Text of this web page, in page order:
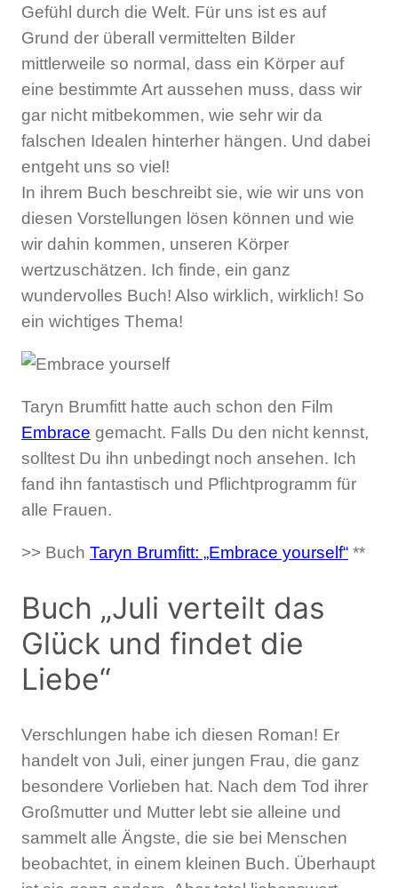
Gefühl durch die Welt. Für uns ist es auf
Grund der überall vermittelten Bilder
mittlerweile so normal, dass ein Körper auf
eine bestimmte Art aussehen muss, dass wir
gar nicht mitbekommen, wie sehr wir da
falschen Idealen hinterher hängen. Und dabei
entgeht uns so viel!
In ihrem Buch beschreibt sie, wie wir uns von
diesen Vorstellungen lösen können und wie
wir dahin kommen, unseren Körper
wertzuschätzen. Ich finde, ein ganz
wundervolles Buch! Also wirklich, wirklich! So
ein wichtiges Thema!
Taryn Brumfitt hatte auch schon den Film
Embrace gemacht. Falls Du den nicht kennst,
solltest Du ihn unbedingt noch ansehen. Ich
fand ihn fantastisch und Pflichtprogramm für
alle Frauen.
>> Buch Taryn Brumfitt: „Embrace yourself“ **
Buch „Juli verteilt das
Glück und findet die
Liebe“
Verschlungen habe ich diesen Roman! Er
handelt von Juli, einer jungen Frau, die ganz
besondere Vorlieben hat. Nach dem Tod ihrer
Großmutter und Mutter lebt sie alleine und
sammelt alle Ängste, die sie bei Menschen
beobachtet, in einem kleinen Buch. Überhaupt